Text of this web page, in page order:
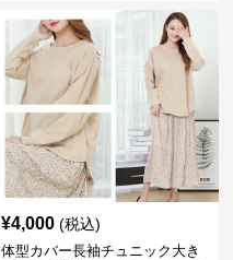
¥4,000 (税込)
体型カバー長袖チュニック大き